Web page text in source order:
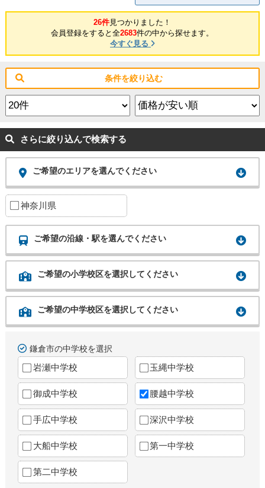
26件見つかりました！
会員登録をすると全2683件の中から探せます。
今すぐ見る
条件を絞り込む
さらに絞り込んで検索する
ご希望のエリアを選んでください
神奈川県
ご希望の沿線・駅を選んでください
ご希望の小学校区を選択してください
ご希望の中学校区を選択してください
鎌倉市の中学校を選択
岩瀬中学校 玉縄中学校
御成中学校 腰越中学校
手広中学校 深沢中学校
大船中学校 第一中学校
第二中学校